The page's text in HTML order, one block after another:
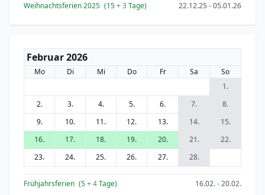
Weihnachtsferien 2025 (15+ 3 Tage) 22.12.25 - 05.01.26
Februar 2026
Mo Di Mi Do Fr Sa
So
1.
2.
3. 4. 5. 6. 7.
8.
9.
10. 11. 12. 13. 14.
15.
16.
17. 18. 19. 20. 21.
22.
23.
24. 25. 26. 27. 28.
Frühjahrsferien (5+ 4Tage) 16.02. - 20.02.